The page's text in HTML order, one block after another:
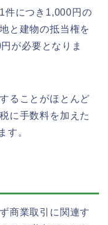
件につき1,000円の
と建物の抵当権を
が必要となりま
ることがほとんど
に手数料を加えた
す。
商業取引に関連す